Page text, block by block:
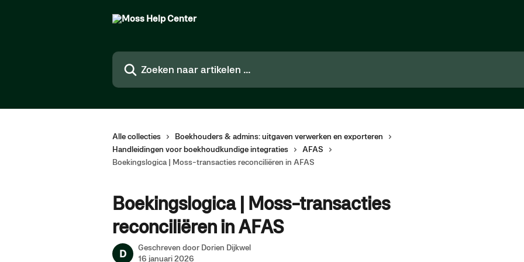
Zoeken naar artikelen ...
Alle collecties
Boekhouders & admins: uitgaven verwerken en exporteren
Handleidingen voor boekhoudkundige integraties
AFAS
Boekingslogica | Moss-transacties reconciliëren in AFAS
Boekingslogica | Moss-transacties
reconciliëren in AFAS
D Geschreven door Dorien Dijkwel
16 januari 2026